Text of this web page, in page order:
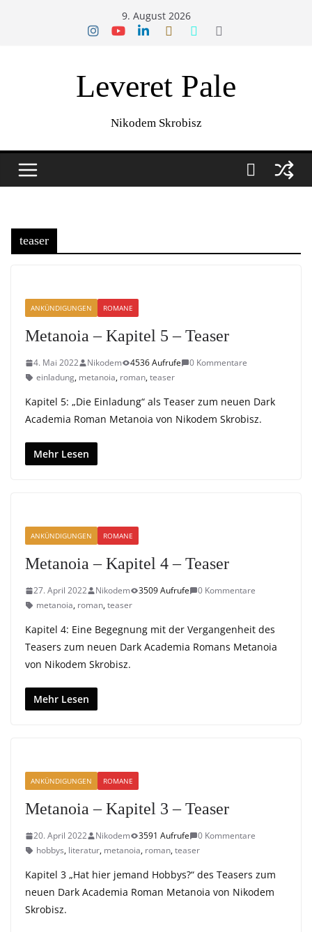
9. August 2026
Leveret Pale
Nikodem Skrobisz
teaser
ANKÜNDIGUNGEN ROMANE
Metanoia – Kapitel 5 – Teaser
4. Mai 2022 Nikodem 4536 Aufrufe
0 Kommentare
einladung, metanoia, roman,teaser
Kapitel 5: „Die Einladung“ als Teaser zum neuen Dark
Academia Roman Metanoia von Nikodem Skrobisz.
Mehr Lesen
ANKÜNDIGUNGEN ROMANE
Metanoia – Kapitel 4 – Teaser
27. April 2022 Nikodem 3509 Aufrufe
0 Kommentare
metanoia, roman,teaser
Kapitel 4: Eine Begegnung mit der Vergangenheit des
Teasers zum neuen Dark Academia Romans Metanoia
von Nikodem Skrobisz.
Mehr Lesen
ANKÜNDIGUNGEN ROMANE
Metanoia – Kapitel 3 – Teaser
20. April 2022 Nikodem 3591 Aufrufe
0 Kommentare
hobbys, literatur, metanoia, roman,teaser
Kapitel 3 „Hat hier jemand Hobbys?“ des Teasers zum
neuen Dark Academia Roman Metanoia von Nikodem
Skrobisz.